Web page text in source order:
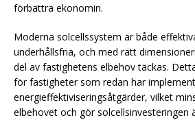
förbättra ekonomin.
Moderna solcellssystem är både
underhållsfria, och med rätt
del av fastighetens elbehov täckas.
för fastigheter som redan har
energieffektiviseringsåtgärder, vilket
elbehovet och gör solcellsinvesteringen